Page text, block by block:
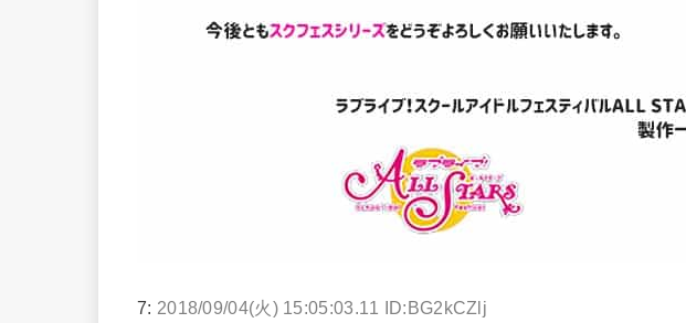
7: 2018/09/04(火) 15:05:03.11 ID:BG2kCZlj